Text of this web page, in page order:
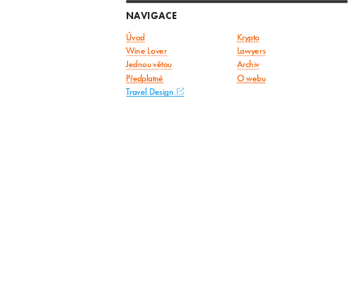
NAVIGACE
Úvod
Krypto
Wine Lover
Lawyers
Jednou větou Archiv
Předplatné O webu
Travel Design